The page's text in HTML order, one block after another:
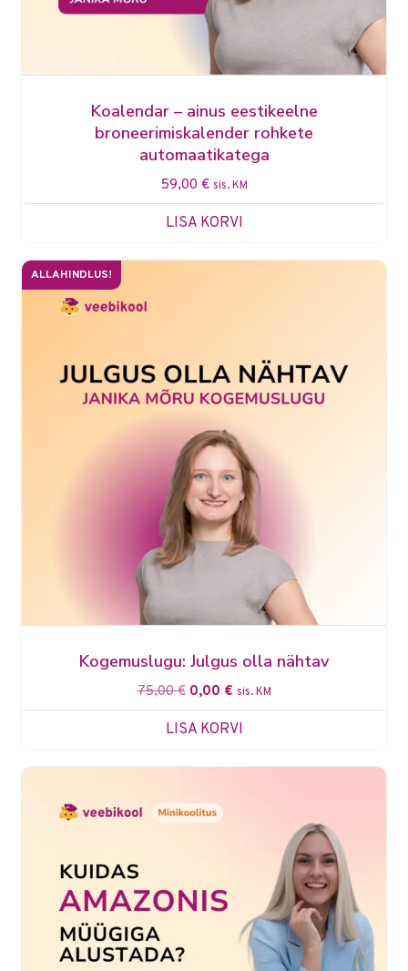
Koalendar – ainus eestikeelne
broneerimiskalender rohkete
automaatikatega
59,00 € sis. KM
LISA KORVI
ALLAHINDLUS!
Kogemuslugu: Julgus olla nähtav
75,00€ 0,00 € sis. KM
LISA KORVI